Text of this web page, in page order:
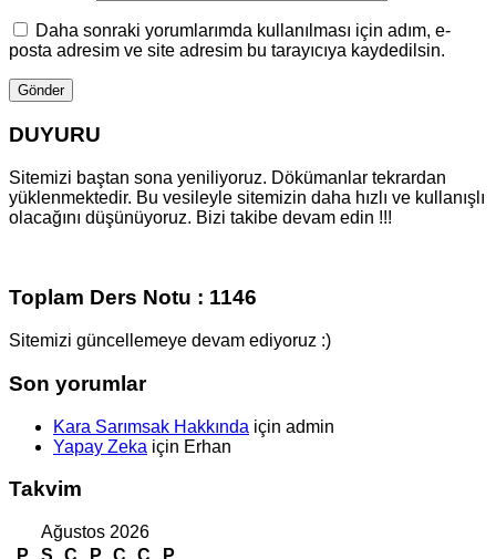
Daha sonraki yorumlarımda kullanılması için adım, e-
posta adresim ve site adresim bu tarayıcıya kaydedilsin.
DUYURU
Sitemizi baştan sona yeniliyoruz. Dökümanlar tekrardan
yüklenmektedir. Bu vesileyle sitemizin daha hızlı ve kullanışlı
olacağını düşünüyoruz. Bizi takibe devam edin !!!
Toplam Ders Notu : 1146
Sitemizi güncellemeye devam ediyoruz :)
Son yorumlar
Kara Sarımsak Hakkında için admin
Yapay Zeka için Erhan
Takvim
Ağustos 2026
P
S Ç P C C
P